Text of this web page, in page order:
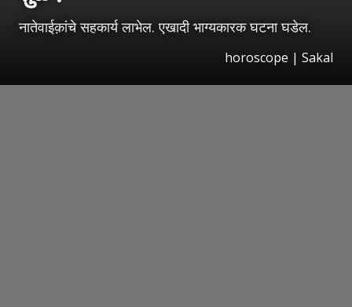
नातेवाईक़ांचे सहकार्य लाभेल. एखादी भाग्यकारक घटना घडेल.
horoscope | Sakal